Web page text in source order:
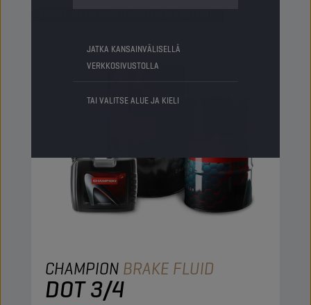
JATKA KANSAINVÄLISELLÄ
VERKKOSIVUSTOLLA
TAI VALITSE ALUE JA KIELI
CHAMPION BRAKE FLUID
DOT 3/4